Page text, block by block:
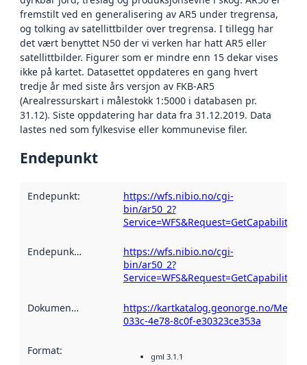
fremstilt ved en generalisering av AR5 under tregrensa,
og tolking av satellittbilder over tregrensa. I tillegg har
det vært benyttet N50 der vi verken har hatt AR5 eller
satellittbilder. Figurer som er mindre enn 15 dekar vises
ikke på kartet. Datasettet oppdateres en gang hvert
tredje år med siste års versjon av FKB-AR5
(Arealressurskart i målestokk 1:5000 i databasen pr.
31.12). Siste oppdatering har data fra 31.12.2019. Data
lastes ned som fylkesvise eller kommunevise filer.
Endepunkt
Endepunkt:
https://wfs.nibio.no/cgi-
bin/ar50_2?
Service=WFS&Request=GetCapabilities
Endepunktskildring
https://wfs.nibio.no/cgi-
bin/ar50_2?
Service=WFS&Request=GetCapabilities
Dokumentasjon
https://kartkatalog.geonorge.no/
033c-4e78-8c0f-e30323ce353a
Format: gml 3.1.1